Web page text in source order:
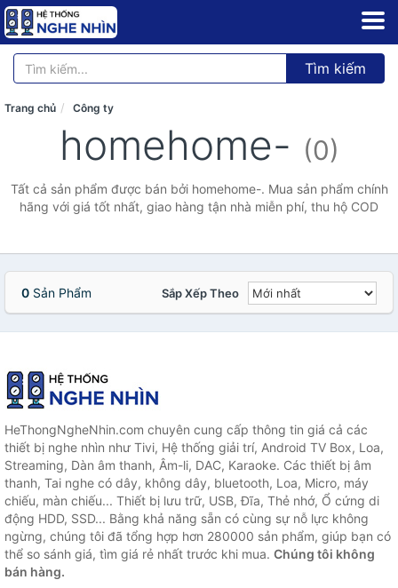
Tìm kiếm
Trang chủ Công ty
homehome- (0)
Tất cả sản phẩm được bán bởi homehome-. Mua sản phẩm chính
hãng với giá tốt nhất, giao hàng tận nhà miễn phí, thu hộ COD
0 Sản Phẩm Sắp Xếp Theo
HeThongNgheNhin.com chuyên cung cấp thông tin giá cả các
thiết bị nghe nhìn như Tivi, Hệ thống giải trí, Android TV Box, Loa,
Streaming, Dàn âm thanh, Âm-li, DAC, Karaoke. Các thiết bị âm
thanh, Tai nghe có dây, không dây, bluetooth, Loa, Micro, máy
chiếu, màn chiếu... Thiết bị lưu trữ, USB, Đĩa, Thẻ nhớ, Ổ cứng di
động HDD, SSD... Bằng khả năng sẵn có cùng sự nỗ lực không
ngừng, chúng tôi đã tổng hợp hơn 280000 sản phẩm, giúp bạn có
thể so sánh giá, tìm giá rẻ nhất trước khi mua. Chúng tôi không
bán hàng.